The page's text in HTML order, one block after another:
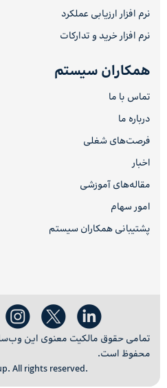
نرم افزار ارزیابی عملکرد
نرم افزار خرید و تدارکات
همکاران سیستم
تماس با ما
درباره ما
فرصت‌های شغلی
اخبار
مقاله‌های آموزشی
امور سهام
پشتیبانی همکاران سیستم
تمامی حقوق مالکیت معنوی این
محفوظ است.
All rights reserved.